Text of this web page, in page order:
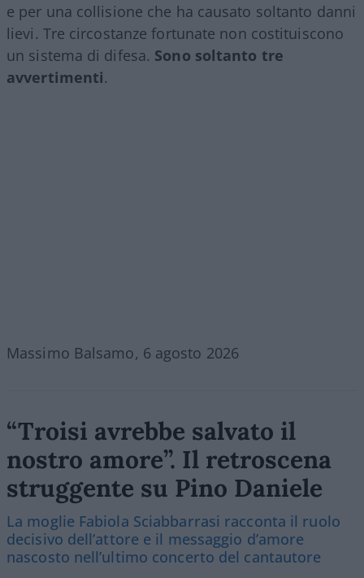
e per una collisione che ha causato soltanto danni
lievi. Tre circostanze fortunate non costituiscono
un sistema di difesa. Sono soltanto tre
avvertimenti.
Massimo Balsamo, 6 agosto 2026
“Troisi avrebbe salvato il
nostro amore”. Il retroscena
struggente su Pino Daniele
La moglie Fabiola Sciabbarrasi racconta il ruolo
decisivo dell’attore e il messaggio d’amore
nascosto nell’ultimo concerto del cantautore